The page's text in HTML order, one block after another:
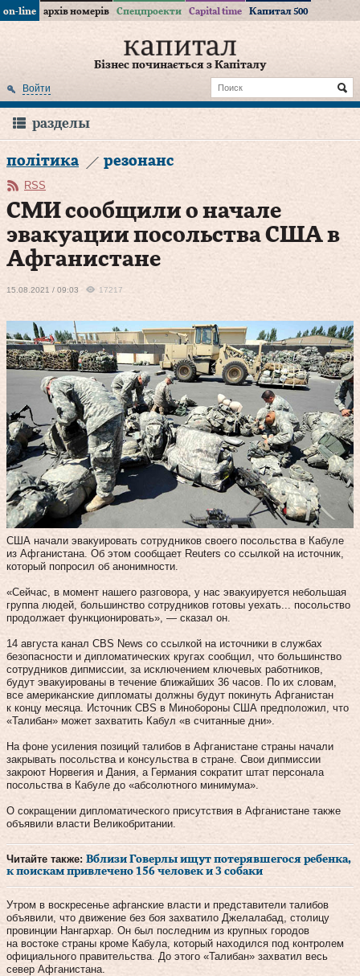
on-line архів номерів Спецпроекти Capital time Капитал 500
Бізнес починається з Капіталу
Войти
разделы
політика резонанс
RSS
СМИ сообщили о начале
эвакуации посольства США в
Афганистане
15.08.2021 / 09:03 17217
США начали эвакуировать сотрудников своего посольства в Кабуле
из Афганистана. Об этом сообщает Reuters со ссылкой на источник,
который попросил об анонимности.
«Сейчас, в момент нашего разговора, у нас эвакуируется небольшая
группа людей, большинство сотрудников готовы уехать... посольство
продолжает функционировать», — сказал он.
14 августа канал CBS News со ссылкой на источники в службах
безопасности и дипломатических кругах сообщил, что большинство
сотрудников дипмиссии, за исключением ключевых работников,
будут эвакуированы в течение ближайших 36 часов. По их словам,
все американские дипломаты должны будут покинуть Афганистан
к концу месяца. Источник CBS в Минобороны США предположил, что
«Талибан» может захватить Кабул «в считанные дни».
На фоне усиления позиций талибов в Афганистане страны начали
закрывать посольства и консульства в стране. Свои дипмиссии
закроют Норвегия и Дания, а Германия сократит штат персонала
посольства в Кабуле до «абсолютного минимума».
О сокращении дипломатического присутствия в Афганистане также
объявили власти Великобритании.
Читайте также: Вблизи Говерлы ищут потерявшегося ребенка,
к поискам привлечено 156 человек и 3 собаки
Утром в воскресенье афганские власти и представители талибов
объявили, что движение без боя захватило Джелалабад, столицу
провинции Нангархар. Он был последним из крупных городов
на востоке страны кроме Кабула, который находился под контролем
официального правительства. До этого «Талибан» захватил весь
север Афганистана.